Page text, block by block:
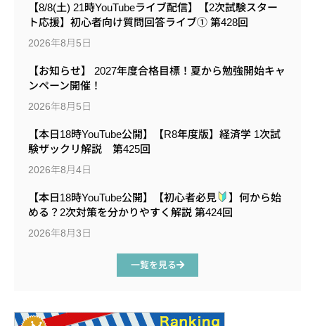
【8/8(土) 21時YouTubeライブ配信】【2次試験スター
ト応援】初心者向け質問回答ライブ① 第428回
2026年8月5日
【お知らせ】 2027年度合格目標！夏から勉強開始キャ
ンペーン開催！
2026年8月5日
【本日18時YouTube公開】【R8年度版】経済学 1次試
験ザックリ解説 第425回
2026年8月4日
【本日18時YouTube公開】【初心者必見
】何から始
める？2次対策を分かりやすく解説 第424回
2026年8月3日
一覧を見る